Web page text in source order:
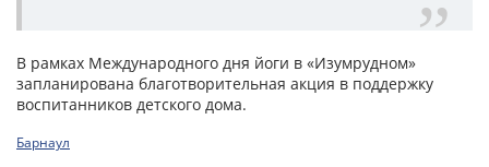
В рамках Международного дня йоги в «Изумрудном»
запланирована благотворительная акция в поддержку
воспитанников детского дома.
Барнаул